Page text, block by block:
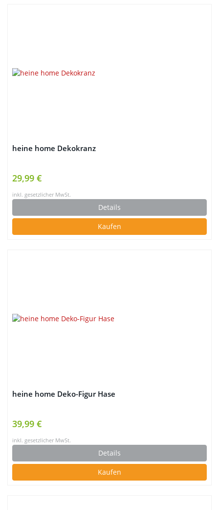
heine home Dekokranz
29,99 €
inkl. gesetzlicher MwSt.
Details
Kaufen
heine home Deko-Figur Hase
39,99 €
inkl. gesetzlicher MwSt.
Details
Kaufen